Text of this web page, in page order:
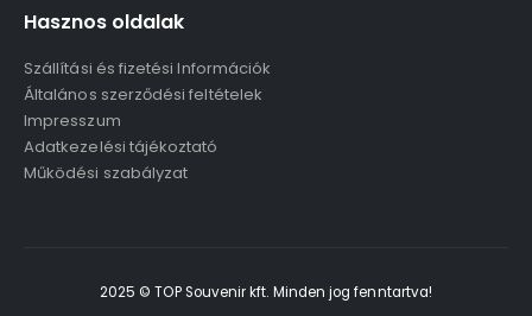
Hasznos oldalak
Szállítási és fizetési Információk
Általános szerződési feltételek
Impresszum
Adatkezelési tájékoztató
Működési szabályzat
2025 © TOP Souvenir kft. Minden jog fenntartva!